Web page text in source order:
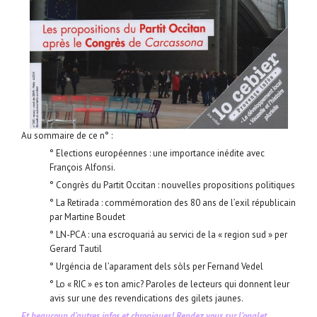
Au sommaire de ce n° :
° Elections européennes : une importance inédite avec
François Alfonsi.
° Congrès du Partit Occitan : nouvelles propositions politiques
° La Retirada : commémoration des 80 ans de l’exil républicain
par Martine Boudet
° LN-PCA : una escroquariá au servici de la « region sud » per
Gerard Tautil
° Urgéncia de l’aparament dels sòls per Fernand Vedel
° Lo « RIC » es ton amic? Paroles de lecteurs qui donnent leur
avis sur une des revendications des gilets jaunes.